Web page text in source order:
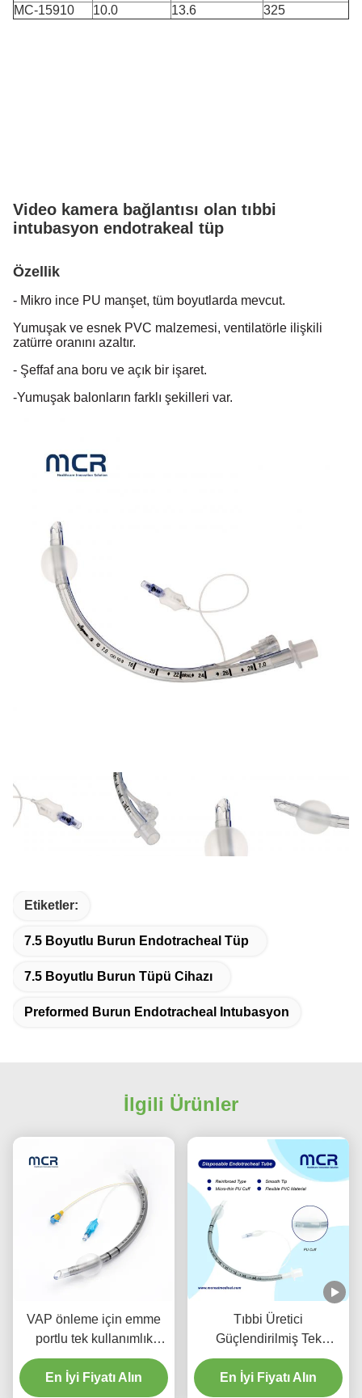
MC-15910 10.0 13.6 325
Video kamera bağlantısı olan tıbbi
intubasyon endotrakeal tüp
Özellik
- Mikro ince PU manşet, tüm boyutlarda mevcut.
Yumuşak ve esnek PVC malzemesi, ventilatörle ilişkili
zatürre oranını azaltır.
- Şeffaf ana boru ve açık bir işaret.
-Yumuşak balonların farklı şekilleri var.
Etiketler:
7.5 Boyutlu Burun Endotracheal Tüp
7.5 Boyutlu Burun Tüpü Cihazı
Preformed Burun Endotracheal Intubasyon
İlgili Ürünler
VAP önleme için emme
portlu tek kullanımlık
güçlendirilmiş
endotracheal tüp
En İyi Fiyatı Alın
Tıbbi Üretici
Güçlendirilmiş Tek
kullanımlık Endotracheal
Tüp DEHP Serbest
En İyi Fiyatı Alın